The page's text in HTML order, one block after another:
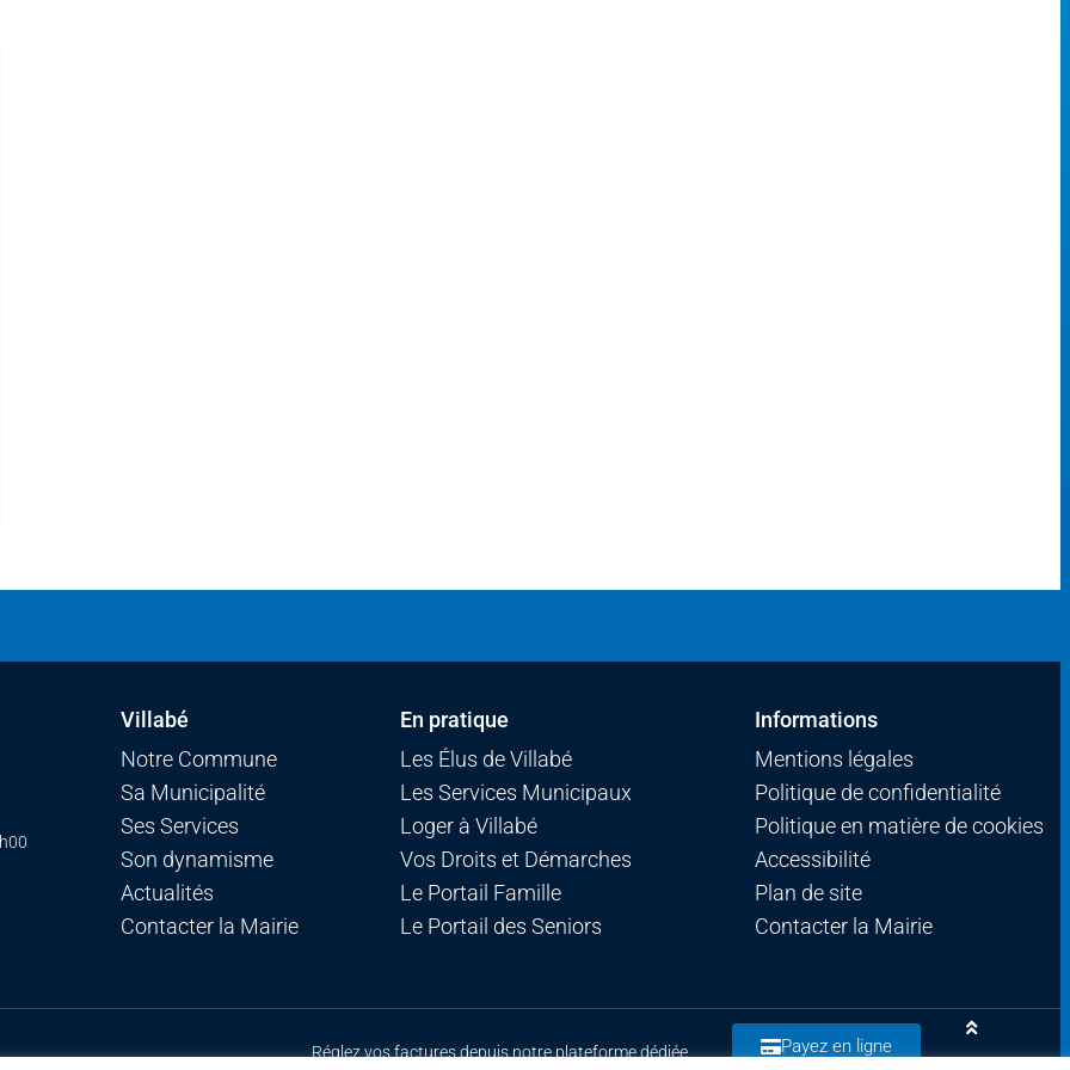
Villabé
Notre Commune
Sa Municipalité
Ses Services
Son dynamisme
Actualités
Contacter la Mairie
En pratique
Les Élus de Villabé
Les Services Municipaux
Loger à Villabé
Vos Droits et Démarches
Le Portail Famille
Le Portail des Seniors
Informations
Mentions légales
Politique de confidentialité
Politique en matière de cookies
Accessibilité
Plan de site
Contacter la Mairie
Réglez vos factures depuis notre plateforme dédiée Payez en ligne